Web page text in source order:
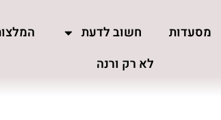
מסעדות חשוב לדעת
לא רק ורנה